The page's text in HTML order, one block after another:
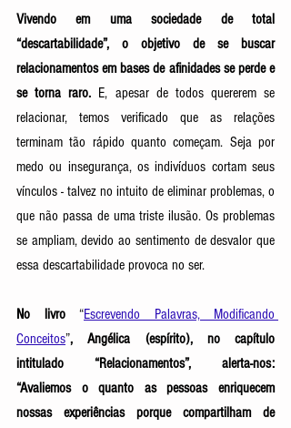
Vivendo em uma sociedade de total
“descartabilidade”, o objetivo de se buscar
relacionamentos em bases de afinidades se perde e
se torna raro. E, apesar de todos quererem se
relacionar, temos verificado que as relações
terminam tão rápido quanto começam. Seja por
medo ou insegurança, os indivíduos cortam seus
vínculos - talvez no intuito de eliminar problemas, o
que não passa de uma triste ilusão. Os problemas
se ampliam, devido ao sentimento de desvalor que
essa descartabilidade provoca no ser.
No livro “Escrevendo Palavras, Modificando
Conceitos”, Angélica (espírito), no capítulo
intitulado “Relacionamentos”, alerta-nos:
“Avaliemos o quanto as pessoas enriquecem
nossas experiências porque compartilham de